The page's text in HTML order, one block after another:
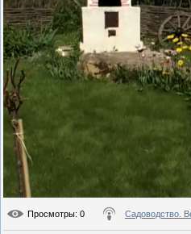
Просмотры: 0 Садоводство.